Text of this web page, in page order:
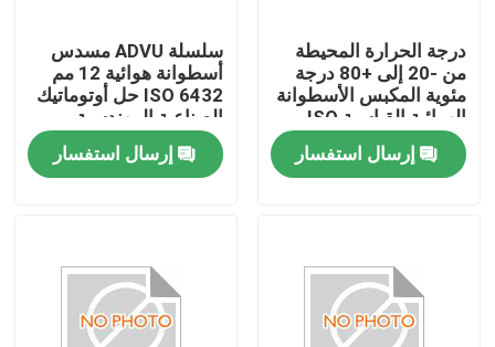
المنتجات
درجة الحرارة المحيطة
من -20 إلى +80 درجة
مئوية المكبس الأسطوانة
الهوائية القياسية ISO
6432 جهاز هوائي مزدوج
التأثير للآلاتإرسال استفسار
سلسلة ADVU مسدس
أسطوانة هوائية 12 مم
ISO 6432 حل أوتوماتيك
الصناعية المهندسية
الدقيقة القياسية
إرسال استفسار